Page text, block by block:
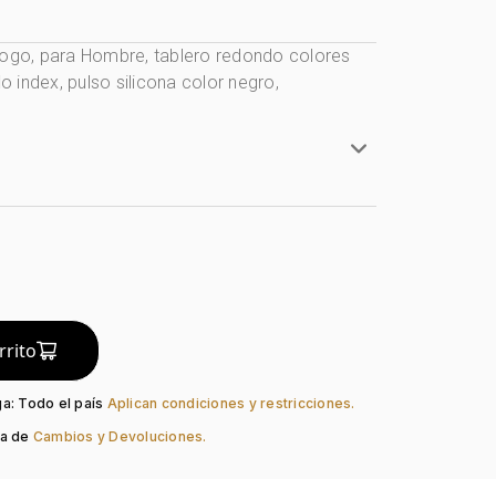
para Hombre, tablero redondo colores
index, pulso silicona color negro,
Negro
Negro + Azul
Index
Estándar
Todo el país Aplican condiciones y restricciones.
de Cambios y Devoluciones.